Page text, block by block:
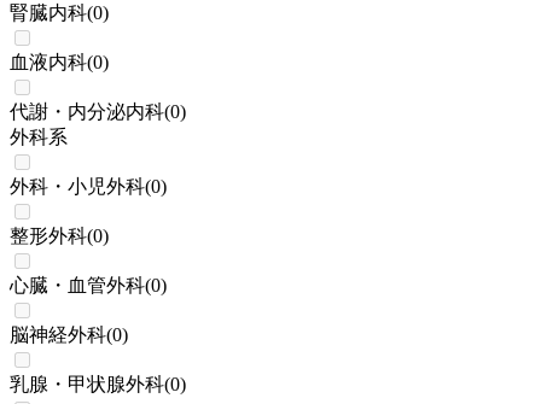
腎臓内科(0)
血液内科(0)
代謝・内分泌内科(0)
外科系
外科・小児外科(0)
整形外科(0)
心臓・血管外科(0)
脳神経外科(0)
乳腺・甲状腺外科(0)